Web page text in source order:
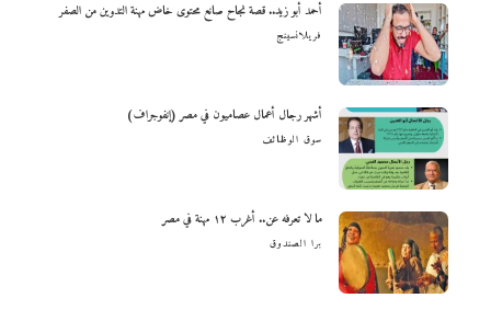
أحمد أبو زيد.. قصة نجاح صانع محتوى خاض مهنة التدوين من الصفر
فريلانسينج
أشهر رجال أعمال عصاميون في مصر (إنفوجراف)
سوق الوظائف
ما لا تعرفه عن.. أغرب ١٢ مهنة في مصر
برا الصندوق